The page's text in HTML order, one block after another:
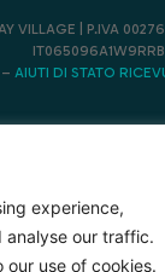
experience,
analyse our traffic.
use of cookies.
VILLAGE | P.IVA
– AIUTI DI STATO